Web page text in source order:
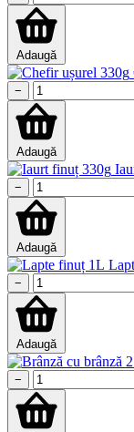
Adaugă
−
Adaugă
−
Adaugă
−
Adaugă
−